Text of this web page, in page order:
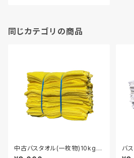
同じカテゴリの商品
中古バスタオル(一枚物)10kgセ
ット
バ
の)